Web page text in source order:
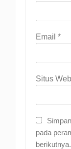
Email *
Situs Web
pada
berikutnya.